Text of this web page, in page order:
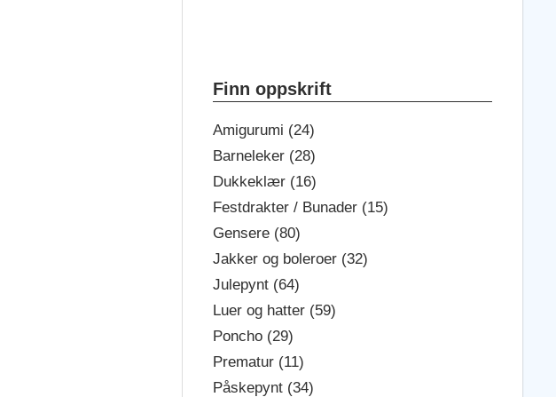
Finn oppskrift
Amigurumi (24)
Barneleker (28)
Dukkeklær (16)
Festdrakter / Bunader (15)
Gensere (80)
Jakker og boleroer (32)
Julepynt (64)
Luer og hatter (59)
Poncho (29)
Prematur (11)
Påskepynt (34)